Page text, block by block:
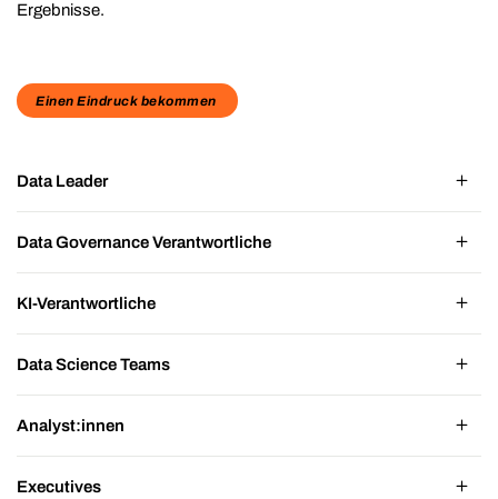
Ergebnisse.
Einen Eindruck bekommen
Data Leader
Data Governance Verantwortliche
KI-Verantwortliche
Data Science Teams
Analyst:innen
Executives